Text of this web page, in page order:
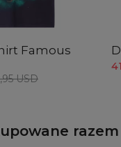
Famous
USD
razem